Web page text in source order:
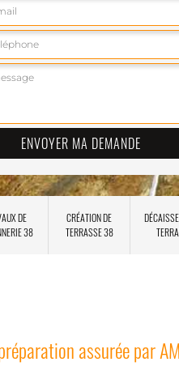
DE
38
CRÉATION DE
TERRASSE 38
assurée par